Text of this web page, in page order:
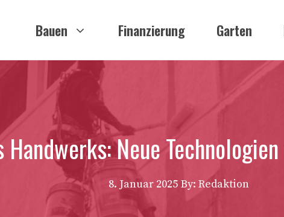
Bauen Finanzierung Garten
Neue
8. Januar 2025 By: Redaktion